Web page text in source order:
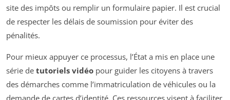
site des impôts ou remplir un formulaire papier. Il est crucial
de respecter les délais de soumission pour éviter des
pénalités.
Pour mieux appuyer ce processus, l’État a mis en place une
série de tutoriels vidéo pour guider les citoyens à travers
des démarches comme l’immatriculation de véhicules ou la